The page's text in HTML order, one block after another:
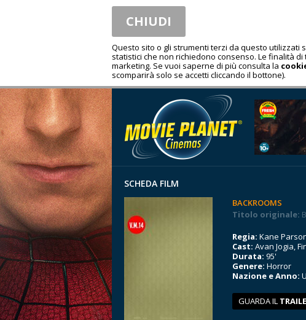
CHIUDI
Questo sito o gli strumenti terzi da questo
statistici che non richiedono consenso. Le finalità
marketing. Se vuoi saperne di più consulta la
scomparirà solo se accetti cliccando il bottone).
SCHEDA FILM
BACKROOMS
Titolo originale:
Regia: Kane
Cast: Avan Jogia,
Durata: 95'
Genere: Horror
Nazione e Anno:
GUARDA IL